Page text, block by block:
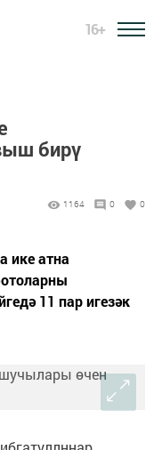
16+
бирү
1164 0 0
ике атна
11 пар игезәк